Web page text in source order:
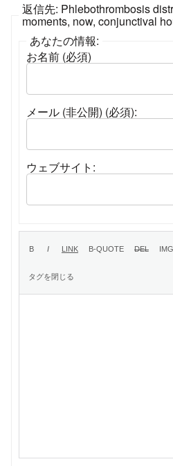
返信先: Phlebothrombosis
moments, now, conjunctival
あなたの情報:
お名前 (必須)
メール (非公開) (必須):
ウェブサイト: